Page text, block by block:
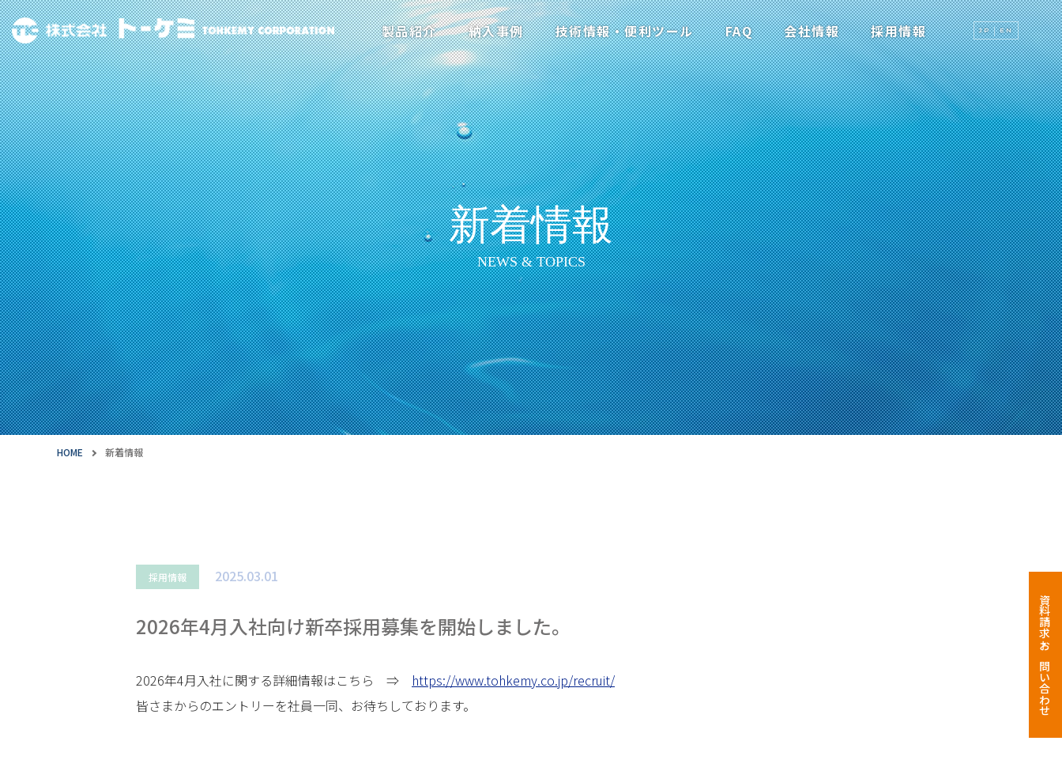
製品紹介 納入事例 技術情報・便利ツール FAQ 会社情報 採用情報 JP EN
資料請求・お問い合わせ
新着情報
NEWS & TOPICS
HOME 新着情報
採用情報 2025.03.01
2026年4月入社向け新卒採用募集を開始しました。
2026年4月入社に関する詳細情報はこちら ⇒ https://www.tohkemy.co.jp/recruit/
皆さまからのエントリーを社員一同、お待ちしております。